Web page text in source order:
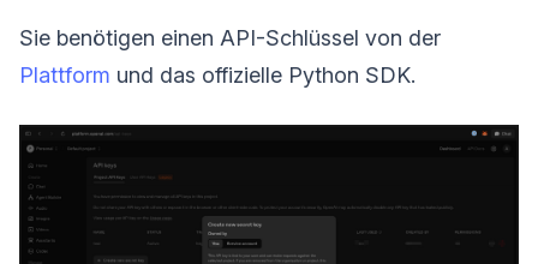
Sie benötigen einen API-Schlüssel von der
Plattform und das offizielle Python SDK.